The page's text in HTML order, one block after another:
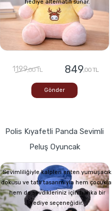
hediye alternatifi sunar.
1199,00 TL 849,00 TL
Gönder
Polis Kıyafetli Panda Sevimli
Peluş Oyuncak
Sevimliliğiyle kalpleri eriten yumuşacık
dokusu ve tatlı tasarımıyla hem
hem de sevdikleriniz için harika bir
hediye seçeneğidir.